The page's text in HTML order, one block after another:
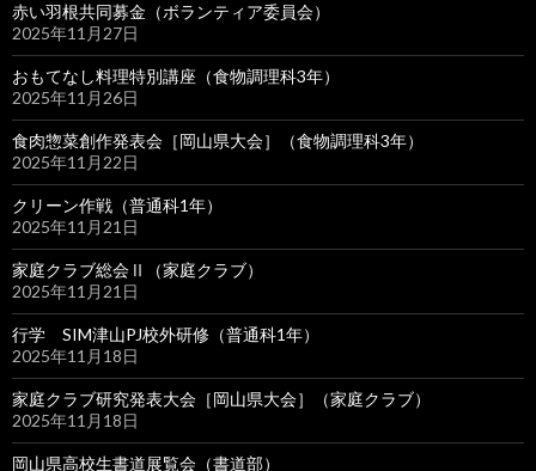
赤い羽根共同募金（ボランティア委員会）
2025年11月27日
おもてなし料理特別講座（食物調理科3年）
2025年11月26日
食肉惣菜創作発表会［岡山県大会］（食物調理科3年）
2025年11月22日
クリーン作戦（普通科1年）
2025年11月21日
家庭クラブ総会Ⅱ（家庭クラブ）
2025年11月21日
行学 SIM津山PJ校外研修（普通科1年）
2025年11月18日
家庭クラブ研究発表大会［岡山県大会］（家庭クラブ）
2025年11月18日
岡山県高校生書道展覧会（書道部）